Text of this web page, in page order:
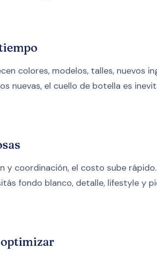
colores, modelos, talles, nuevos
nuevas, el cuello de botella es
y coordinación, el costo sube
fondo blanco, detalle, lifestyle y